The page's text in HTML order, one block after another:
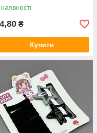
₴
Купити